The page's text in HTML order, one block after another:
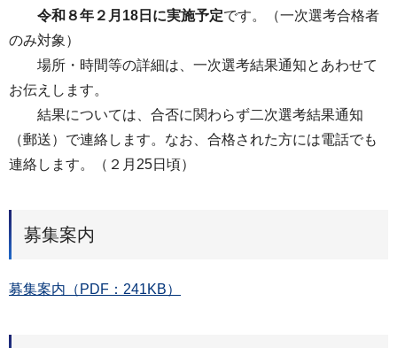
令和８年２月18日に実施予定です。（一次選考合格者
のみ対象）
場所・時間等の詳細は、一次選考結果通知とあわせて
お伝えします。
結果については、合否に関わらず二次選考結果通知
（郵送）で連絡します。なお、合格された方には電話でも
連絡します。（２月25日頃）
募集案内
募集案内（PDF：241KB）